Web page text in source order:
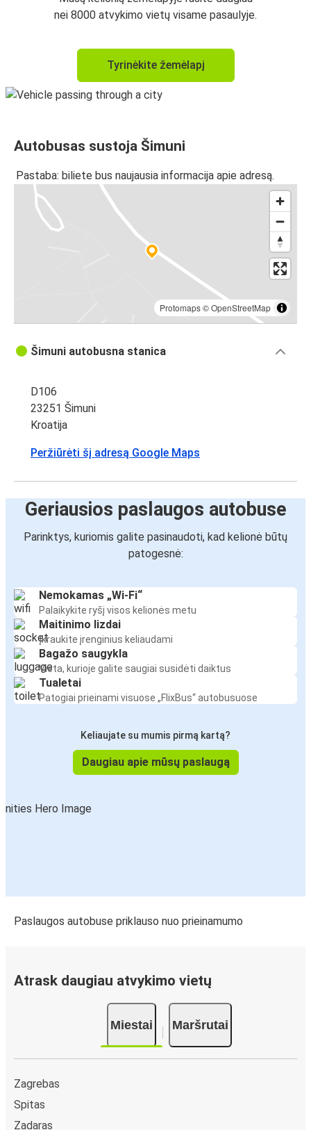
nei 8000 atvykimo vietų visame pasaulyje.
Tyrinėkite žemėlapį
Autobusas sustoja Šimuni
Pastaba: biliete bus naujausia informacija apie adresą.
Protomaps©OpenStreetMap
Šimuni autobusna stanica
D106
23251 Šimuni
Kroatija
Peržiūrėti šį adresą Google Maps
Geriausios paslaugos autobuse
Parinktys, kuriomis galite pasinaudoti, kad kelionė būtų
patogesnė:
Nemokamas „Wi-Fi“
Palaikykite ryšį visos kelionės metu
Maitinimo lizdai
Įkraukite įrenginius keliaudami
Bagažo saugykla
Vieta, kurioje galite saugiai susidėti daiktus
Tualetai
Patogiai prieinami visuose „FlixBus“ autobusuose
Keliaujate su mumis pirmą kartą?
Daugiau apie mūsų paslaugą
Paslaugos autobuse priklauso nuo prieinamumo
Atrask daugiau atvykimo vietų
Miestai Maršrutai
Zagrebas
Spitas
Zadaras